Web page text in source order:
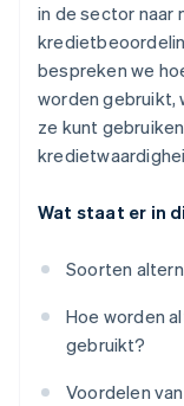
in de sector naar
bespreken we
worden gebruikt,
ze kunt
Wat staat er in
Soorten
Hoe worden
gebruikt?
Voordelen